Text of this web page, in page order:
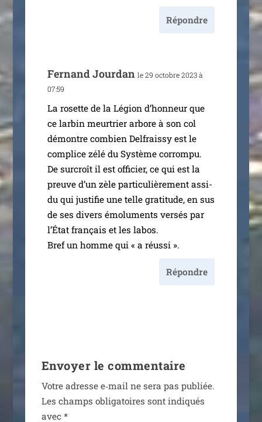
Répondre
Fernand Jourdan le 29 octobre 2023 à
07:59
La rosette de la Légion d’hon­neur que
ce lar­bin meur­trier arbore à son col
démontre com­bien Delfraissy est le
com­plice zélé du Système cor­rom­pu.
De sur­croît il est offi­cier, ce qui est la
preuve d’un zèle par­ti­cu­liè­re­ment assi­
du qui jus­ti­fie une telle gra­ti­tude, en sus
de ses divers émo­lu­ments ver­sés par
l’État fran­çais et les labos.
Bref un homme qui « a réussi ».
Répondre
Envoyer le commentaire
Votre adresse e‑mail ne sera pas publiée.
Les champs obli­ga­toires sont indi­qués
avec *